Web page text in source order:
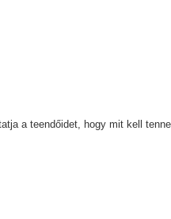
a teendőidet, hogy mit kell